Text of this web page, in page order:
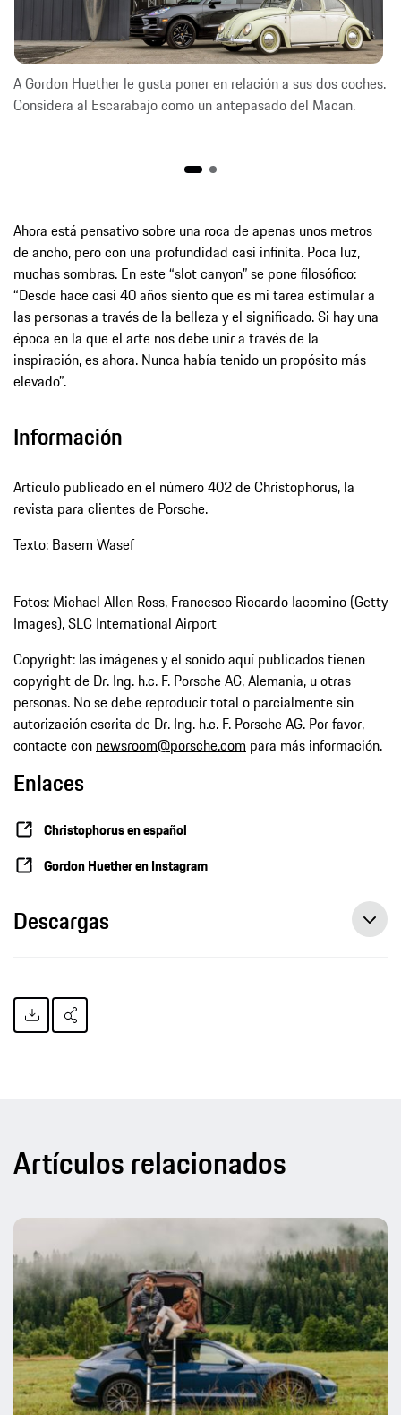
A Gordon Huether le gusta poner en relación a sus dos coches.
Considera al Escarabajo como un antepasado del Macan.
Ahora está pensativo sobre una roca de apenas unos metros
de ancho, pero con una profundidad casi infinita. Poca luz,
muchas sombras. En este “slot canyon” se pone filosófico:
“Desde hace casi 40 años siento que es mi tarea estimular a
las personas a través de la belleza y el significado. Si hay una
época en la que el arte nos debe unir a través de la
inspiración, es ahora. Nunca había tenido un propósito más
elevado”.
Información
Artículo publicado en el número 402 de Christophorus, la
revista para clientes de Porsche.
Texto: Basem Wasef
Fotos: Michael Allen Ross, Francesco Riccardo Iacomino (Getty
Images), SLC International Airport
Copyright: las imágenes y el sonido aquí publicados tienen
copyright de Dr. Ing. h.c. F. Porsche AG, Alemania, u otras
personas. No se debe reproducir total o parcialmente sin
autorización escrita de Dr. Ing. h.c. F. Porsche AG. Por favor,
contacte con newsroom@porsche.com para más información.
Enlaces
Christophorus en español
Gordon Huether en Instagram
Descargas
Artículos relacionados